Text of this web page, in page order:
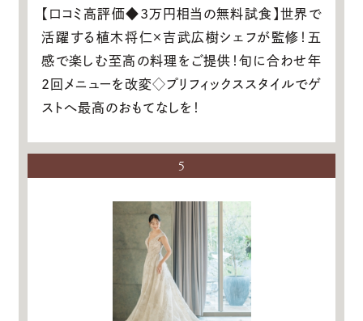
【口コミ高評価◆3万円相当の無料試食】世界で
活躍する植木将仁×吉武広樹シェフが監修！五
感で楽しむ至高の料理をご提供！旬に合わせ年
2回メニューを改変◇プリフィックススタイルでゲ
ストへ最高のおもてなしを！
5